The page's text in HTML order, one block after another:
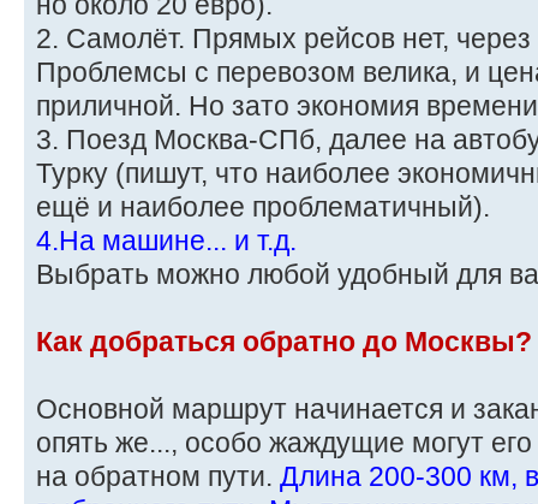
2. Самолёт. Прямых рейсов нет,
Проблемсы с перевозом велика, и
приличной. Но зато экономия
3. Поезд Москва-СПб, далее на
Турку (пишут, что наиболее
ещё и наиболее проблематичный).
4.На машине... и т.д.
Выбрать можно любой удобный для
Как добраться обратно до Москвы?
Основной маршрут начинается и
опять же..., особо жаждущие могут
на обратном пути. Длина 200-300 км,